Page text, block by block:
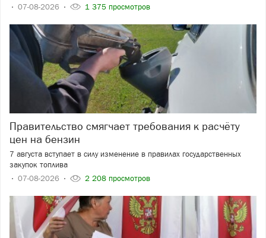
07-08-2026
1 375 просмотров
Правительство смягчает требования к расчёту
цен на бензин
7 августа вступает в силу изменение в правилах государственных
закупок топлива
07-08-2026
2 208 просмотров